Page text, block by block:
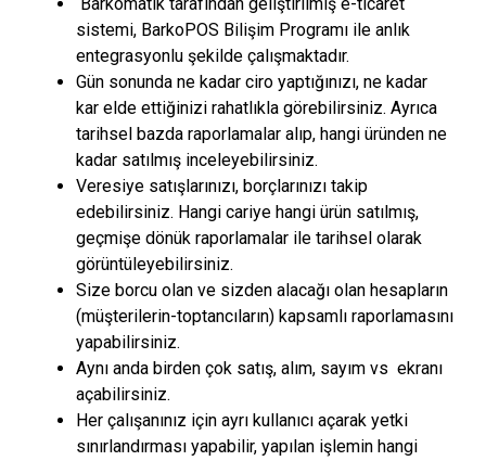
Barkomatik tarafından geliştirilmiş e-ticaret
sistemi, BarkoPOS Bilişim Programı ile anlık
entegrasyonlu şekilde çalışmaktadır.
Gün sonunda ne kadar ciro yaptığınızı, ne kadar
kar elde ettiğinizi rahatlıkla görebilirsiniz. Ayrıca
tarihsel bazda raporlamalar alıp, hangi üründen ne
kadar satılmış inceleyebilirsiniz.
Veresiye satışlarınızı, borçlarınızı takip
edebilirsiniz. Hangi cariye hangi ürün satılmış,
geçmişe dönük raporlamalar ile tarihsel olarak
görüntüleyebilirsiniz.
Size borcu olan ve sizden alacağı olan hesapların
(müşterilerin-toptancıların) kapsamlı raporlamasını
yapabilirsiniz.
Aynı anda birden çok satış, alım, sayım vs ekranı
açabilirsiniz.
Her çalışanınız için ayrı kullanıcı açarak yetki
sınırlandırması yapabilir, yapılan işlemin hangi